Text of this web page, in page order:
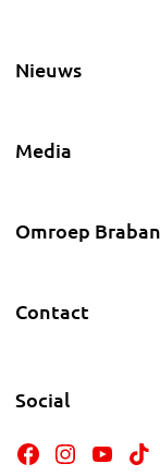
Nieuws
Media
Omroep
Contact
Social